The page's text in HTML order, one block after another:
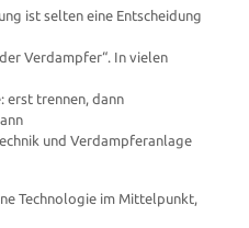
ist selten eine Entscheidung
Verdampfer“. In vielen
erst trennen, dann
und Verdampferanlage
Technologie im Mittelpunkt,